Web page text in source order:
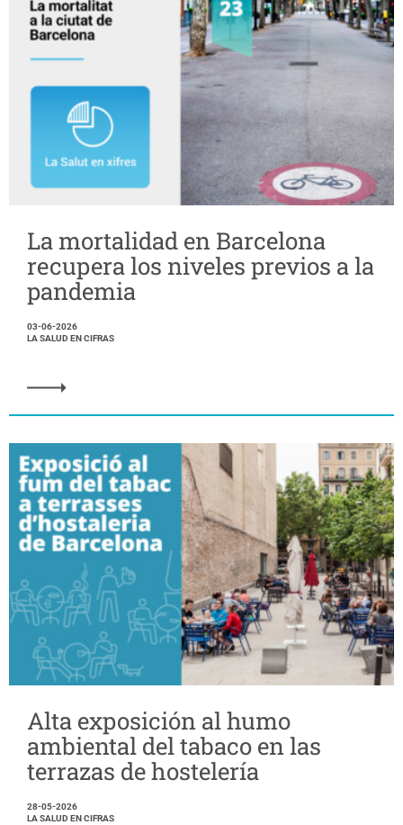
La mortalidad en Barcelona
recupera los niveles previos a la
pandemia
03-06-2026
LA SALUD EN CIFRAS
Alta exposición al humo
ambiental del tabaco en las
terrazas de hostelería
28-05-2026
LA SALUD EN CIFRAS